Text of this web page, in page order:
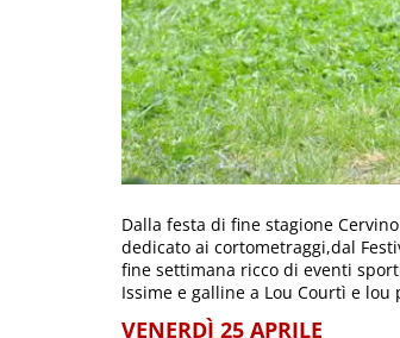
Dalla festa di fine stagione
dedicato ai cortometraggi,dal
fine settimana ricco di eventi
Issime e galline a Lou Courtì e lou
VENERDÌ 25 APRILE